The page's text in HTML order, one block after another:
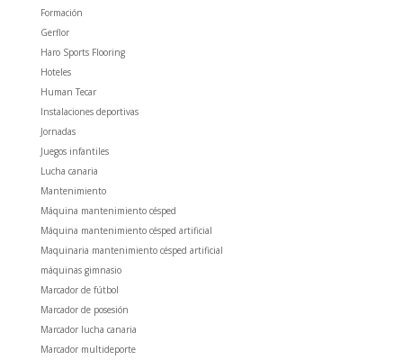
Formación
Gerflor
Haro Sports Flooring
Hoteles
Human Tecar
Instalaciones deportivas
Jornadas
Juegos infantiles
Lucha canaria
Mantenimiento
Máquina mantenimiento césped
Máquina mantenimiento césped artificial
Maquinaria mantenimiento césped artificial
máquinas gimnasio
Marcador de fútbol
Marcador de posesión
Marcador lucha canaria
Marcador multideporte